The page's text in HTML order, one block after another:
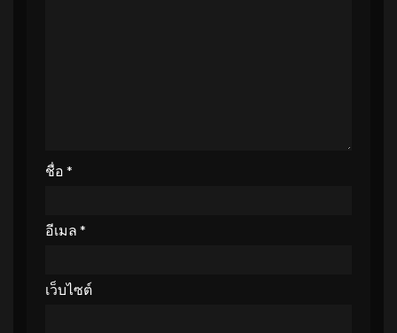
ชื่อ *
อีเมล *
เว็บไซต์